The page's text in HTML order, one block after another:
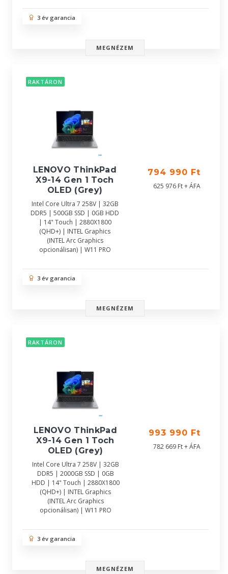
3 év garancia
MEGNÉZEM
RAKTÁRON
LENOVO ThinkPad
X9-14 Gen 1 Toch
OLED (Grey)
Intel Core Ultra 7 258V | 32GB
DDR5 | 500GB SSD | 0GB HDD
| 14" Touch | 2880X1800
(QHD+) | INTEL Graphics
(INTEL Arc Graphics
opcionálisan) | W11 PRO
794 990 Ft
625 976 Ft + ÁFA
3 év garancia
MEGNÉZEM
RAKTÁRON
LENOVO ThinkPad
X9-14 Gen 1 Toch
OLED (Grey)
Intel Core Ultra 7 258V | 32GB
DDR5 | 2000GB SSD | 0GB
HDD | 14" Touch | 2880X1800
(QHD+) | INTEL Graphics
(INTEL Arc Graphics
opcionálisan) | W11 PRO
993 990 Ft
782 669 Ft + ÁFA
3 év garancia
MEGNÉZEM